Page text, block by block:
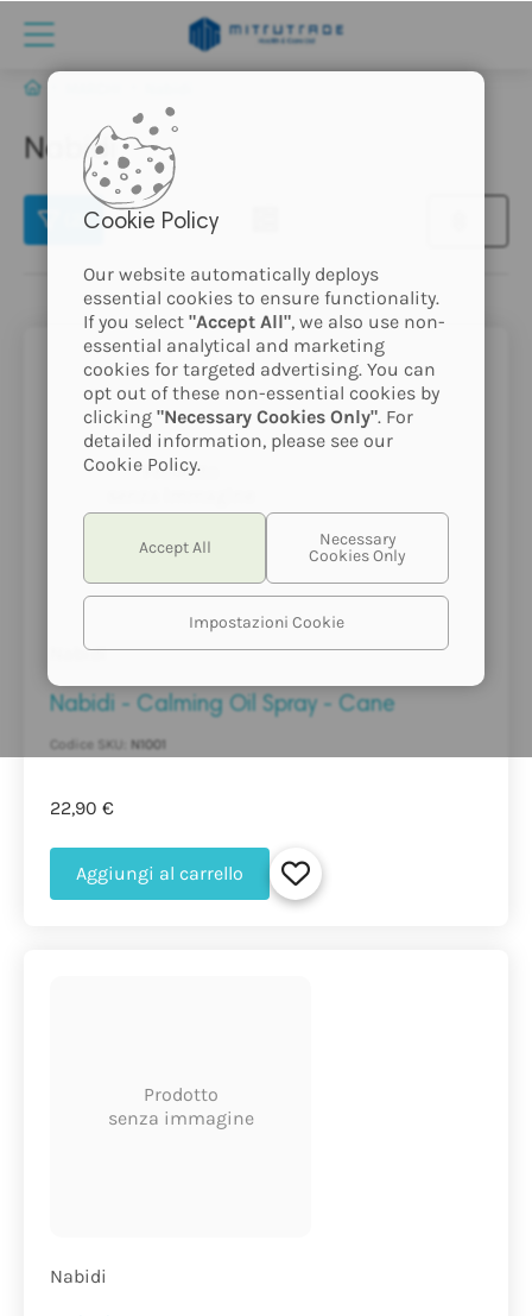
Nabidi
(2)
Prodotto
Nabidi
Nabidi - Calming Oil Spray - Cane
Codice SKU: N1001
22,90 €
Aggiungi al carrello
Prodotto
senza immagine
Nabidi
Cookie Policy
Our website automatically deploys
essential cookies to ensure functionality.
If you select "Accept All", we also use non-
essential analytical and marketing
cookies for targeted advertising. You can
opt out of these non-essential cookies by
clicking "Necessary Cookies Only". For
detailed information, please see our
Cookie Policy.
Impostazioni Cookie